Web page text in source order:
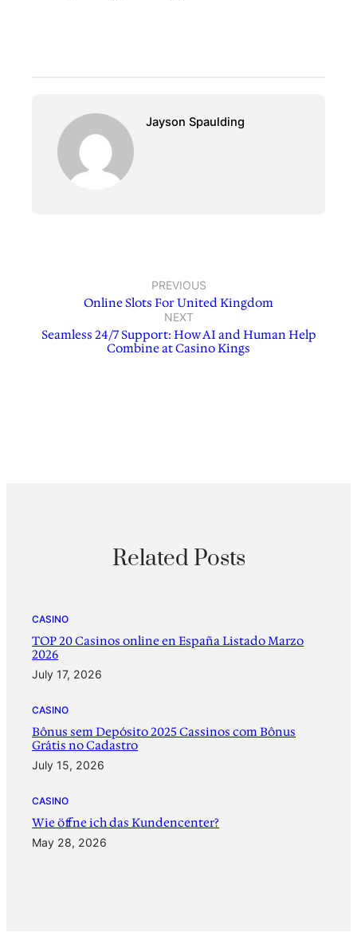
Jayson Spaulding
PREVIOUS
Online Slots For United Kingdom
NEXT
Seamless 24/7 Support: How AI and Human Help
Combine at Casino Kings
Related Posts
CASINO
TOP 20 Casinos online en España Listado Marzo
2026
July 17, 2026
CASINO
Bônus sem Depósito 2025 Cassinos com Bônus
Grátis no Cadastro
July 15, 2026
CASINO
‎Wie öffne ich das Kundencenter?
May 28, 2026